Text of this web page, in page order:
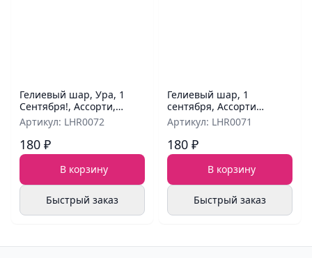
Гелиевый шар, Ура, 1
Сентября!, Ассорти,
пастель
Артикул: LHR0072
180 ₽
В корзину
Быстрый заказ
Гелиевый шар, 1
сентября, Ассорти
Пастель
Артикул: LHR0071
180 ₽
В корзину
Быстрый заказ